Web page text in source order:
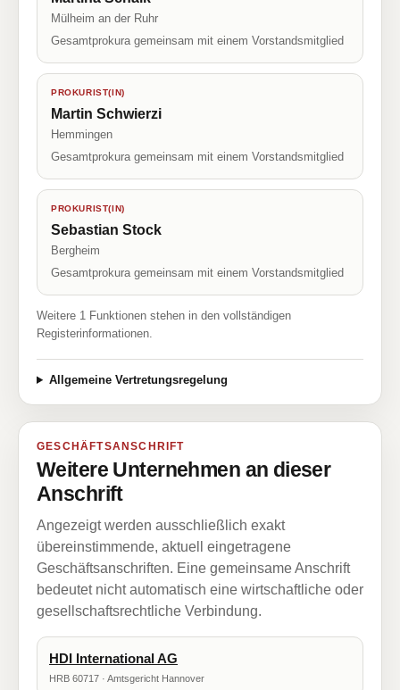
Mülheim an der Ruhr
Gesamtprokura gemeinsam mit einem Vorstandsmitglied
PROKURIST(IN)
Martin Schwierzi
Hemmingen
Gesamtprokura gemeinsam mit einem Vorstandsmitglied
PROKURIST(IN)
Sebastian Stock
Bergheim
Gesamtprokura gemeinsam mit einem Vorstandsmitglied
Weitere 1 Funktionen stehen in den vollständigen
Registerinformationen.
Allgemeine Vertretungsregelung
GESCHÄFTSANSCHRIFT
Weitere Unternehmen an dieser
Anschrift
Angezeigt werden ausschließlich exakt
übereinstimmende, aktuell eingetragene
Geschäftsanschriften. Eine gemeinsame Anschrift
bedeutet nicht automatisch eine wirtschaftliche oder
gesellschaftsrechtliche Verbindung.
HDI International AG
HRB 60717 · Amtsgericht Hannover